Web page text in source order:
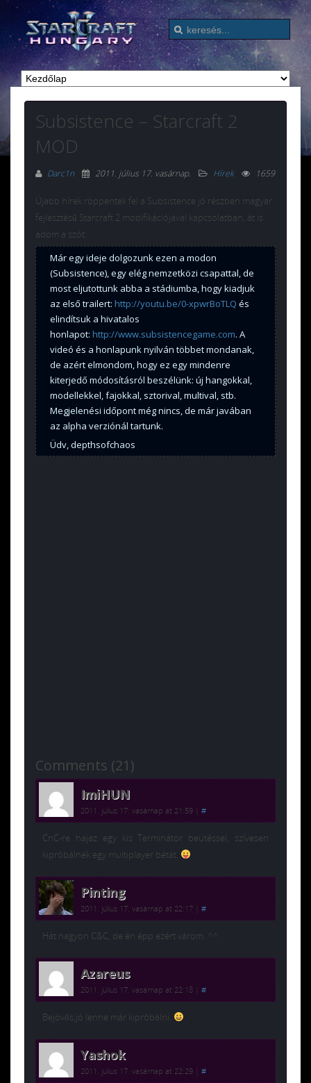
Subsistence – Starcraft 2
MOD
Darc1n 2011. július 17. vasárnap. Hírek 1659
Újabb hírek röppentek fel a Subsistence jó részben magyar
fejlesztésű Starcraft 2 modifikációjával kapcsolatban, át is
adom a szót:
Már egy ideje dolgozunk ezen a modon
(Subsistence), egy elég nemzetközi csapattal, de
most eljutottunk abba a stádiumba, hogy kiadjuk
az első trailert: http://youtu.be/0-xpwrBoTLQ és
elindítsuk a hivatalos
honlapot: http://www.subsistencegame.com. A
videó és a honlapunk nyilván többet mondanak,
de azért elmondom, hogy ez egy mindenre
kiterjedő módosításról beszélünk: új hangokkal,
modellekkel, fajokkal, sztorival, multival, stb.
Megjelenési időpont még nincs, de már javában
az alpha verziónál tartunk.
Üdv, depthsofchaos
Comments (21)
ImiHUN
2011. július 17. vasárnap at 21:59 #
CnC-re hajaz egy kis Terminátor beütéssel, szívesen
kipróbálnék egy multiplayer bétát.
Pinting
2011. július 17. vasárnap at 22:17 #
Hát nagyon C&C, de én épp ezért várom. ^^
Azareus
2011. július 17. vasárnap at 22:18 #
Bejövős,jó lenne már kipróbálni.
Yashok
2011. július 17. vasárnap at 22:29 #